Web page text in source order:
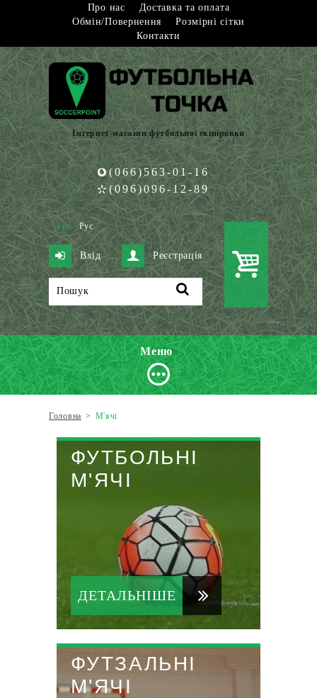
Про нас
Доставка та оплата
Обмін/Повернення
Розмірні сітки
Контакти
Інтернет-магазин футбольної екіпіровки
(066)563-01-16
(096)096-12-89
Укр Рус
Вхід Реєстрація
Меню
Головна > М'ячі
ФУТБОЛЬНІ
М'ЯЧІ
ДЕТАЛЬНІШЕ
ФУТЗАЛЬНІ
М'ЯЧІ